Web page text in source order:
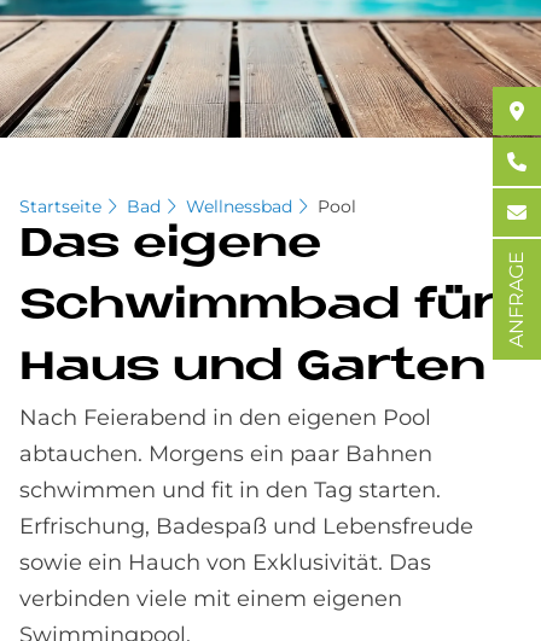
Startseite Bad Wellnessbad Pool
Das ei­ge­ne
Schwimm­bad für
Haus und Gar­ten
Nach Feierabend in den eigenen Pool
abtauchen. Morgens ein paar Bahnen
schwimmen und fit in den Tag starten.
Erfrischung, Badespaß und Lebensfreude
sowie ein Hauch von Exklusivität. Das
verbinden viele mit einem eigenen
Swimmingpool.
ANFRAGE